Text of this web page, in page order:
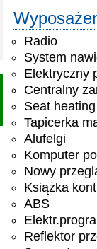
Radio
System
Elektryczny
Centralny
Seat heating
Tapicerka
Alufelgi
Komputer
Nowy
Książka
ABS
Reflektor